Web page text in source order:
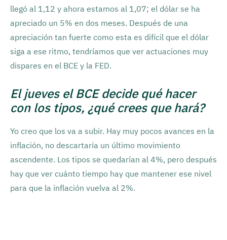
llegó al 1,12 y ahora estamos al 1,07; el dólar se ha
apreciado un 5% en dos meses. Después de una
apreciación tan fuerte como esta es difícil que el dólar
siga a ese ritmo, tendríamos que ver actuaciones muy
dispares en el BCE y la FED.
El jueves el BCE decide qué hacer
con los tipos, ¿qué crees que hará?
Yo creo que los va a subir. Hay muy pocos avances en la
inflación, no descartaría un último movimiento
ascendente. Los tipos se quedarían al 4%, pero después
hay que ver cuánto tiempo hay que mantener ese nivel
para que la inflación vuelva al 2%.